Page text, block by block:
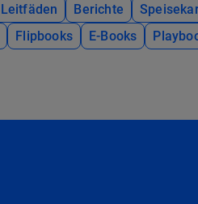
Leitfäden Berichte
Flipbooks E-Books